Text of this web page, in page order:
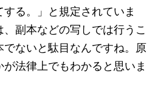
る。」と規定されていま
副本などの写しでは行うこ
でないと駄目なんですね。原
法律上でもわかると思いま